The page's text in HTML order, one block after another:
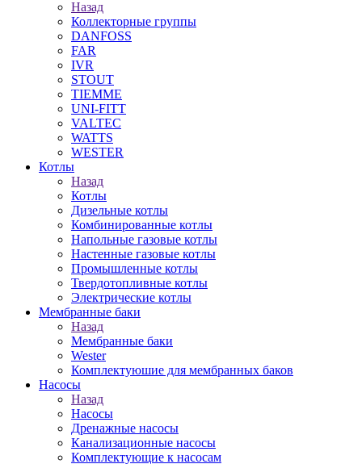
Назад
Коллекторные группы
DANFOSS
FAR
IVR
STOUT
TIEMME
UNI-FITT
VALTEC
WATTS
WESTER
Котлы
Назад
Котлы
Дизельные котлы
Комбинированные котлы
Напольные газовые котлы
Настенные газовые котлы
Промышленные котлы
Твердотопливные котлы
Электрические котлы
Мембранные баки
Назад
Мембранные баки
Wester
Комплектуюшие для мембранных баков
Насосы
Назад
Насосы
Дренажные насосы
Канализационные насосы
Комплектующие к насосам